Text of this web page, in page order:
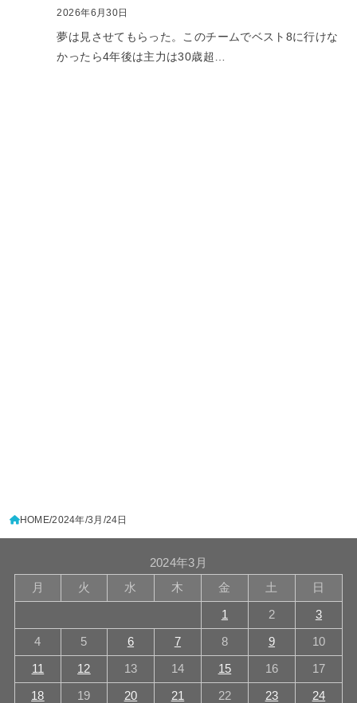
2026年6月30日
夢は見させてもらった。このチームでベスト8に行けな
かったら4年後は主力は30歳超…
HOME 2024年 3月 24日
2024年3月
月
火 水 木 金 土 日
1 2 3
4 5 6 7 8 9 10
11 12 13 14 15 16 17
18 19 20 21 22 23 24